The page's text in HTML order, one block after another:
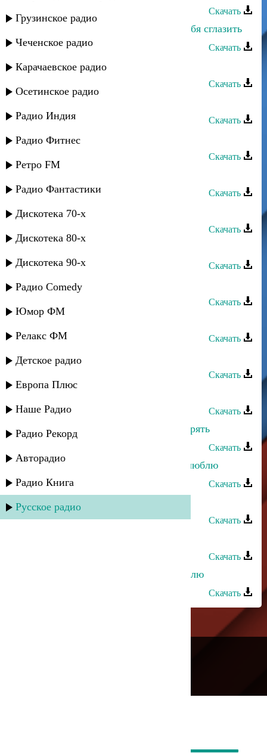
Грузинское радио
Чеченское радио
Карачаевское радио
Осетинское радио
Радио Индия
Радио Фитнес
Ретро FM
Радио Фантастики
Дискотека 70-х
Дискотека 80-х
Дискотека 90-х
Радио Comedy
Юмор ФМ
Релакс ФМ
Детское радио
Европа Плюс
Наше Радио
Радио Рекорд
Авторадио
Радио Книга
Русское радио
Скачать
Альбина Казакмурзаева - Боюсь тебя сглазить
Скачать
Асадула Бахтанов - Люблю тебя
Скачать
Скачать
Маржанат Ильясова - Люблю тебя
Скачать
Ариф Мамедалиев - Для тебя
Скачать
Камила Мурсалова - Жду тебя
Скачать
Скачать
Зарема Гаджиева - Для тебя
Скачать
Загир Магомедов - Без тебя
Скачать
Тагир Алиев - Для тебя любимая
Скачать
Сабина Абдулаева - Без тебя
Скачать
Ринат Каримов - Я не хочу тебя терять
Скачать
Мага Гасанов - Скажи зачем тебя люблю
Скачать
Скачать
Скачать
Залина Шамова - Сильно тебя люблю
Скачать